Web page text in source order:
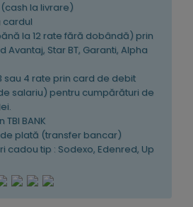
la livrare)
cardul
la 12 rate fără dobândă) prin
Avantaj, Star BT, Garanti, Alpha
sau 4 rate prin card de debit
salariu) pentru cumpărături de
BANK
plată (transfer bancar)
cadou tip : Sodexo, Edenred, Up